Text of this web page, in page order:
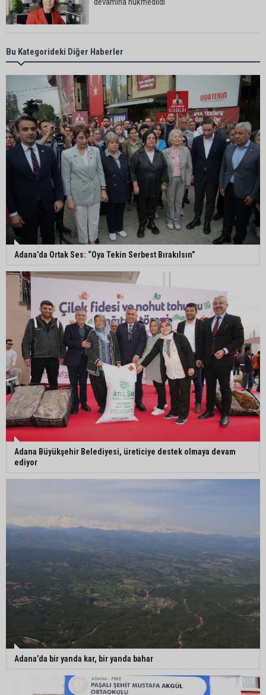
Adana’da taziye evinde silahlı kavga kamerada:
Çok sayıda polis ekibi olay yerine sevk edildi
Adana’da parktaki OED cihazını çalan şüpheli
tutuklandı
Seyhan’da fırın ve pastanelere hijyen denetimi
gerçekleştirildi
Eski polis memuru Ergün Karakaya’nın
öldürüldüğü silahlı kavganın görüntüleri ortaya
çıktı
İmamoğlu’nda hijyen ve etiket kontrolü
Mustafa Özkan: "Yüreğir Belediye Başkan
Vekilliği seçimine ilişkin hukuki süreç başlatıldı"
Bu Kategorideki Diğer Haberler
Adana’da Ortak Ses: “Oya Tekin Serbest Bırakılsın”
Adana Büyükşehir Belediyesi, üreticiye destek olmaya devam
ediyor
Adana’da bir yanda kar, bir yanda bahar